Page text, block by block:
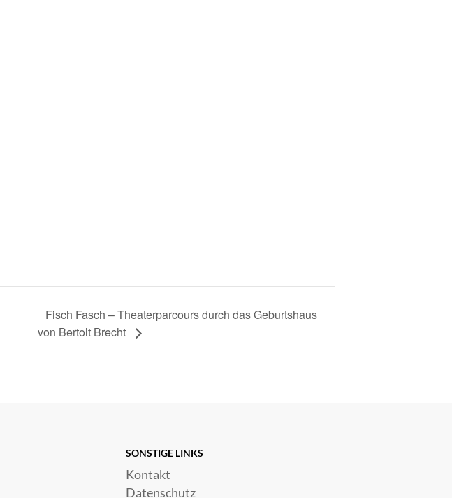
Fisch Fasch – Theaterparcours durch das Geburtshaus
von Bertolt Brecht
SONSTIGE LINKS
Kontakt
Datenschutz